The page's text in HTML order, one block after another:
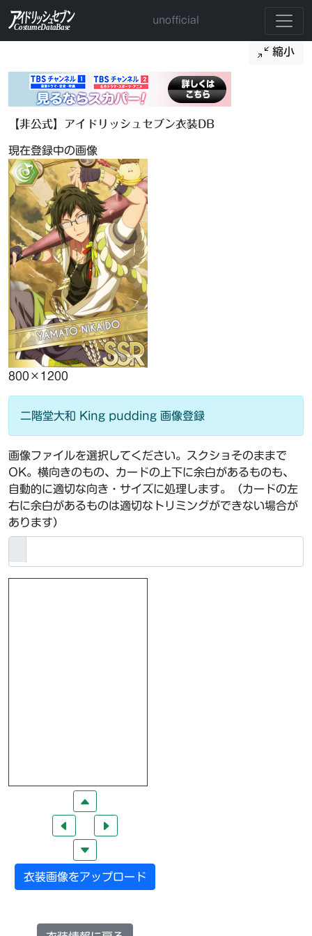
unofficial
縮小
【非公式】アイドリッシュセブン衣装DB
現在登録中の画像
800×1200
二階堂大和 King pudding 画像登録
画像ファイルを選択してください。スクショそのままで
OK。横向きのもの、カードの上下に余白があるものも、
自動的に適切な向き・サイズに処理します。（カードの左
右に余白があるものは適切なトリミングができない場合が
あります）
衣装画像をアップロード